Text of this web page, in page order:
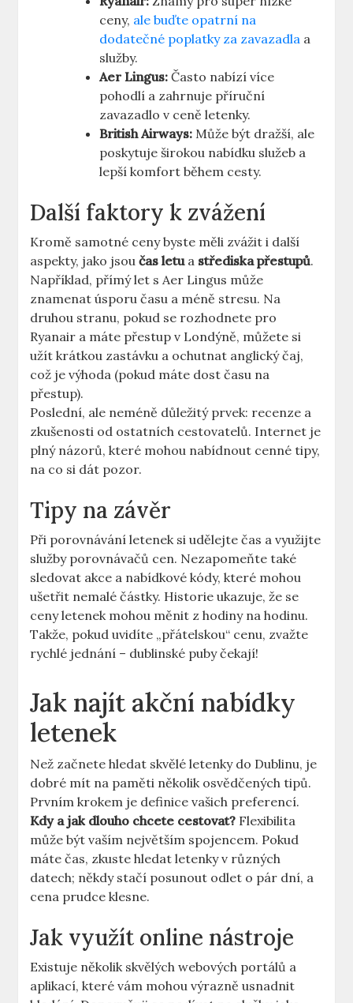
ceny, ale buďte opatrní na
dodatečné poplatky za zavazadla a
služby.
Aer Lingus: Často nabízí více
pohodlí a zahrnuje příruční
zavazadlo v ceně letenky.
British Airways: Může být dražší, ale
poskytuje širokou nabídku služeb a
lepší komfort během cesty.
Další faktory k zvážení
Kromě samotné ceny byste měli zvážit i další
aspekty, jako jsoučas letua střediska přestupů.
Například, přímý let s Aer Lingus může
znamenat úsporu času a méně stresu. Na
druhou stranu, pokud se rozhodnete pro
Ryanair a máte přestup v Londýně, můžete si
užít krátkou zastávku a ochutnat anglický čaj,
což je výhoda (pokud máte dost času na
přestup).
Poslední, ale neméně důležitý prvek: recenze a
zkušenosti od ostatních cestovatelů. Internet je
plný názorů, které mohou nabídnout cenné tipy,
na co si dát pozor.
Tipy na závěr
Při porovnávání letenek si udělejte čas a využijte
služby porovnávačů cen. Nezapomeňte také
sledovat akce a nabídkové kódy, které mohou
ušetřit nemalé částky. Historie ukazuje, že se
ceny letenek mohou měnit z hodiny na hodinu.
Takže, pokud uvidíte „přátelskou“ cenu, zvažte
rychlé jednání – dublinské puby čekají!
Jak najít akční nabídky
letenek
Než začnete hledat skvělé letenky do Dublinu, je
dobré mít na paměti několik osvědčených tipů.
Prvním krokem je definice vašich preferencí.
Kdy a jak dlouho chcete cestovat? Flexibilita
může být vaším největším spojencem. Pokud
máte čas, zkuste hledat letenky v různých
datech; někdy stačí posunout odlet o pár dní, a
cena prudce klesne.
Jak využít online nástroje
Existuje několik skvělých webových portálů a
aplikací, které vám mohou výrazně usnadnit